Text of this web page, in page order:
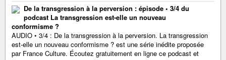
De la transgression à la perversion : épisode • 3/4 du
podcast La transgression est-elle un nouveau
conformisme ?
AUDIO • 3/4 : De la transgression à la perversion. La transgression
est-elle un nouveau conformisme ? est une série inédite proposée
par France Culture. Écoutez gratuitement en ligne ce podcast et